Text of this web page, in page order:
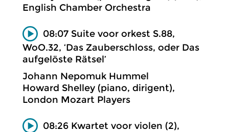
English Chamber Orchestra
08:07 Suite voor orkest S.88,
WoO.32, ‘Das Zauberschloss, oder Das
aufgelöste Rätsel’
Johann Nepomuk Hummel
Howard Shelley (piano, dirigent),
London Mozart Players
08:26 Kwartet voor violen (2),